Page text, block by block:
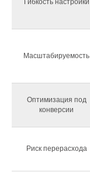
Масштабируемость
Оптимизация под
конверсии
Риск перерасхода